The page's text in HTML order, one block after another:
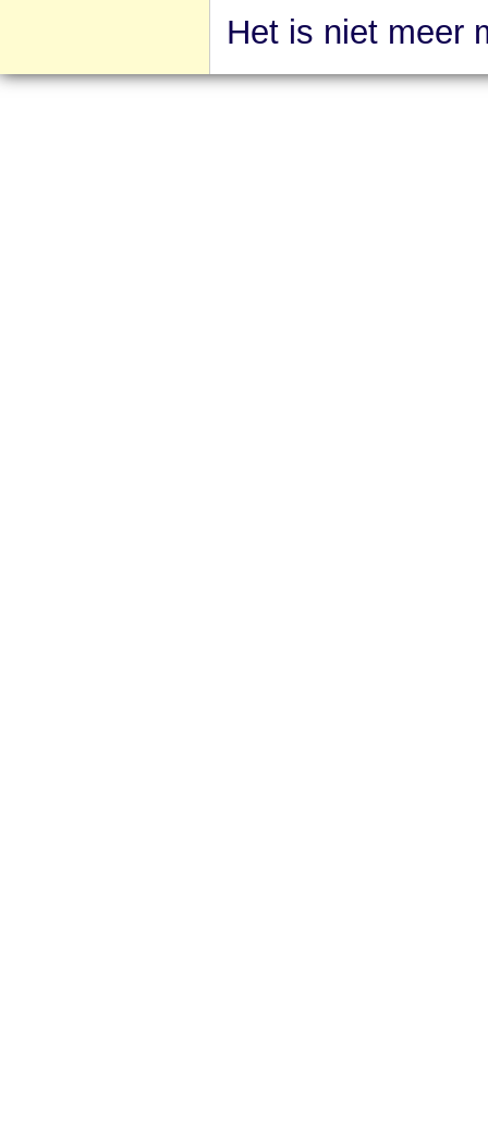
Het is niet meer